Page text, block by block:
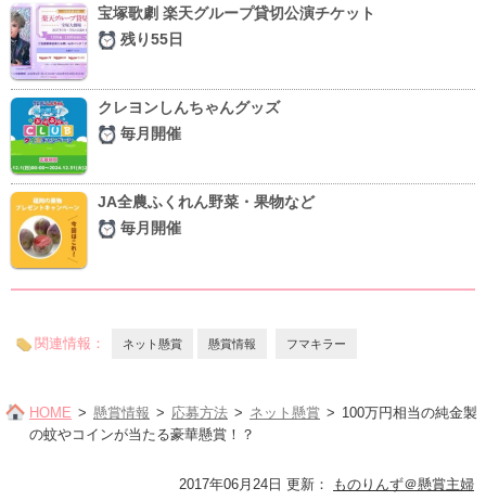
宝塚歌劇 楽天グループ貸切公演チケット
残り55日
クレヨンしんちゃんグッズ
毎月開催
JA全農ふくれん野菜・果物など
毎月開催
関連情報： ネット懸賞 懸賞情報 フマキラー
HOME 懸賞情報 応募方法 ネット懸賞
100万円相当の純金製
の蚊やコインが当たる豪華懸賞！？
2017年06月24日 更新 ： ものりんず＠懸賞主婦